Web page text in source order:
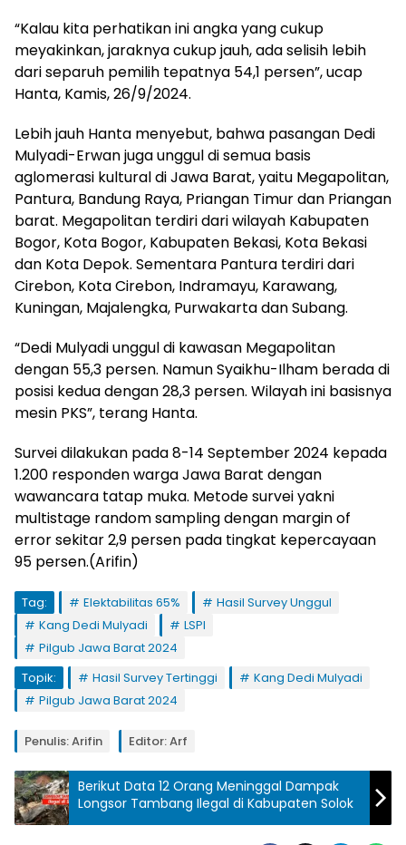
“Kalau kita perhatikan ini angka yang cukup
meyakinkan, jaraknya cukup jauh, ada selisih lebih
dari separuh pemilih tepatnya 54,1 persen”, ucap
Hanta, Kamis, 26/9/2024.
Lebih jauh Hanta menyebut, bahwa pasangan Dedi
Mulyadi-Erwan juga unggul di semua basis
aglomerasi kultural di Jawa Barat, yaitu Megapolitan,
Pantura, Bandung Raya, Priangan Timur dan Priangan
barat. Megapolitan terdiri dari wilayah Kabupaten
Bogor, Kota Bogor, Kabupaten Bekasi, Kota Bekasi
dan Kota Depok. Sementara Pantura terdiri dari
Cirebon, Kota Cirebon, Indramayu, Karawang,
Kuningan, Majalengka, Purwakarta dan Subang.
“Dedi Mulyadi unggul di kawasan Megapolitan
dengan 55,3 persen. Namun Syaikhu-Ilham berada di
posisi kedua dengan 28,3 persen. Wilayah ini basisnya
mesin PKS”, terang Hanta.
Survei dilakukan pada 8-14 September 2024 kepada
1.200 responden warga Jawa Barat dengan
wawancara tatap muka. Metode survei yakni
multistage random sampling dengan margin of
error sekitar 2,9 persen pada tingkat kepercayaan
95 persen.(Arifin)
Tag: Elektabilitas 65%
Hasil Survey Unggul
Kang Dedi Mulyadi
LSPI
Pilgub Jawa Barat 2024
Topik:
Hasil Survey Tertinggi
Kang Dedi Mulyadi
Pilgub Jawa Barat 2024
Penulis: Arifin Editor: Arf
Berikut Data 12 Orang Meninggal Dampak
Longsor Tambang Ilegal di Kabupaten Solok